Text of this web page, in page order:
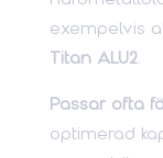
exempelvis
Titan ALU2.
Passar ofta
optimerad